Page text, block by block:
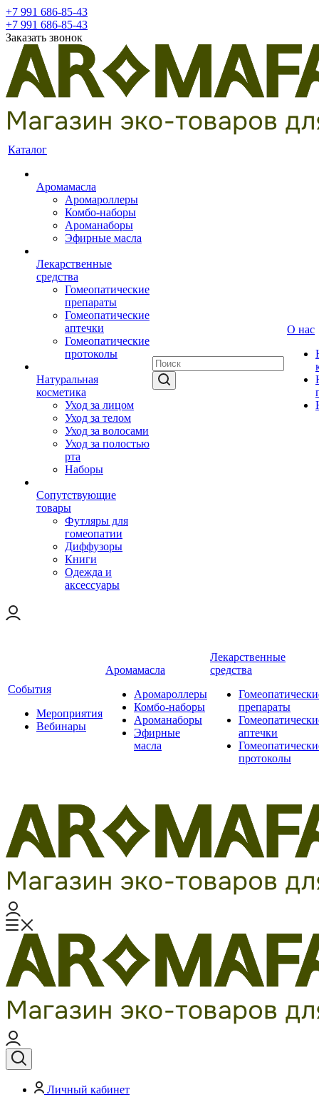
+7 991 686-85-43
+7 991 686-85-43
Заказать звонок
Каталог
Аромамасла
Аромароллеры
Комбо-наборы
Ароманаборы
Эфирные масла
Лекарственные
средства
Гомеопатические
препараты
Гомеопатические
аптечки
Гомеопатические
протоколы
Натуральная
косметика
Уход за лицом
Уход за телом
Уход за волосами
Уход за полостью
рта
Наборы
Сопутствующие
товары
Футляры для
гомеопатии
Диффузоры
Книги
Одежда и
аксессуары
О нас
События
Мероприятия
Вебинары
Аромамасла
Аромароллеры
Комбо-наборы
Ароманаборы
Эфирные
масла
Лекарственные
средства
препараты
аптечки
протоколы
Личный кабинет